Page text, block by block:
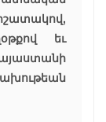
եւ